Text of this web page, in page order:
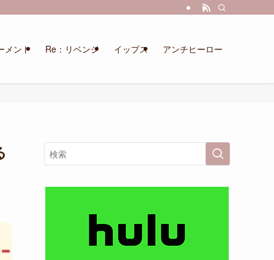
メント Re：リベンジ イップス アンチヒーロー